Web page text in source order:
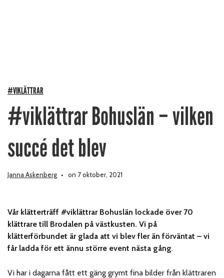
#VIKLÄTTRAR
#viklättrar Bohuslän – vilken
succé det blev
Janna Askenberg on 7 oktober, 2021
Vår klätterträff #viklättrar Bohuslän lockade över 70
klättrare till Brodalen på västkusten. Vi på
klätterförbundet är glada att vi blev fler än förväntat – vi
får ladda för ett ännu större event nästa gång.
Vi har i dagarna fått ett gäng grymt fina bilder från klättraren